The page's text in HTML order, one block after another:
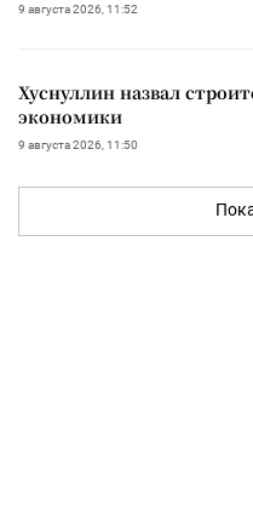
9 августа 2026, 11:52
Хуснуллин назвал
экономики
9 августа 2026, 11:50